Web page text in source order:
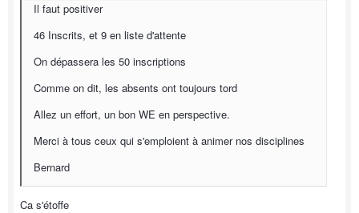
Il faut positiver
46 Inscrits, et 9 en liste d'attente
On dépassera les 50 inscriptions
Comme on dit, les absents ont toujours tord
Allez un effort, un bon WE en perspective.
Merci à tous ceux qui s'emploient à animer nos disciplines
Bernard
Ca s'étoffe